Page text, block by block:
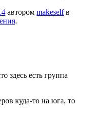
автором makeselfв
.
здесь есть группа
куда-то на юга, то